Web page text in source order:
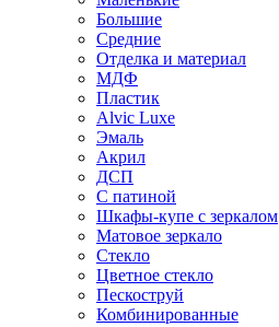
Большие
Средние
Отделка и материал
МДФ
Пластик
Alvic Luxe
Эмаль
Акрил
ДСП
С патиной
Шкафы-купе с зеркалом
Матовое зеркало
Стекло
Цветное стекло
Пескоструй
Комбинированные